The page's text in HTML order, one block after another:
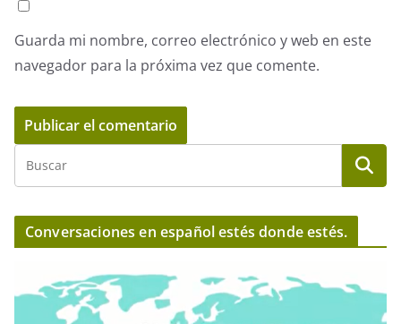
Guarda mi nombre, correo electrónico y web en este
navegador para la próxima vez que comente.
Conversaciones en español estés donde estés.
e